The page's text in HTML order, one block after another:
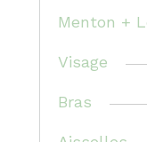
Menton +
Visage
Bras